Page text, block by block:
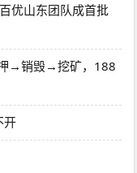
优山东团队成首批
→销毁→挖矿，188
开